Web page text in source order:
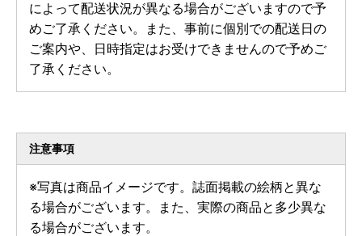
によって配送状況が異なる場合がございますので予
めご了承ください。また、事前に個別での配送日の
ご案内や、日時指定はお受けできませんので予めご
了承ください。
注意事項
※写真は商品イメージです。誌面掲載の絵柄と異な
る場合がございます。また、実際の商品と多少異な
る場合がございます。